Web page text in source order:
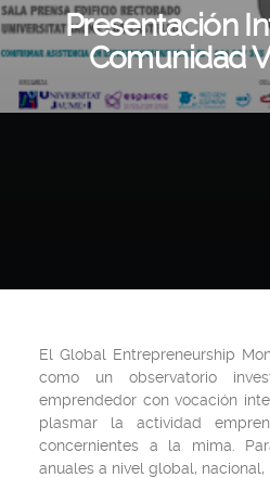
Presentación
Comunidad
El Global Entrepreneurship
como un observatorio
emprendedor con vocación
plasmar la actividad
concernientes a la mima.
anuales a nivel global, nacional,